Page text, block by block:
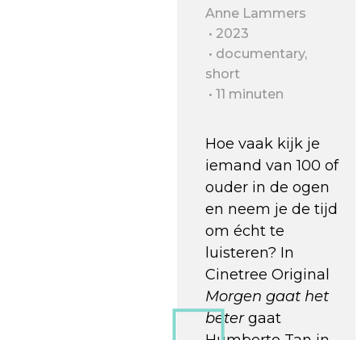
Anne Lammers
2023
documentary,
short
11 minuten
Hoe vaak kijk je
iemand van 100 of
ouder in de ogen
en neem je de tijd
om écht te
luisteren? In
Cinetree Original
Morgen gaat het
betergaat